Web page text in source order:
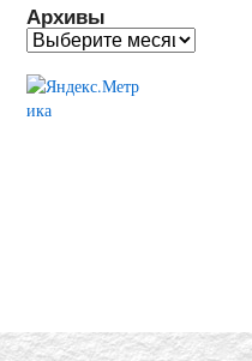
Архивы